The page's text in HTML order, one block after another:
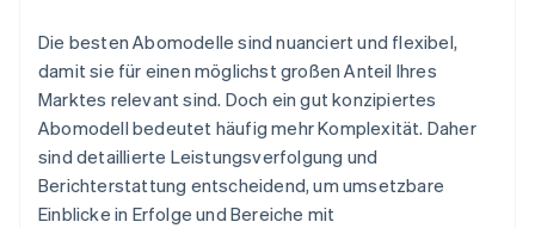
Die besten Abomodelle sind nuanciert und flexibel,
damit sie für einen möglichst großen Anteil Ihres
Marktes relevant sind. Doch ein gut konzipiertes
Abomodell bedeutet häufig mehr Komplexität. Daher
sind detaillierte Leistungsverfolgung und
Berichterstattung entscheidend, um umsetzbare
Einblicke in Erfolge und Bereiche mit